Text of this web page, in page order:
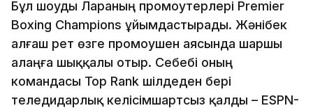
Бұл шоуды Лараның промоутерлері Premier
Boxing Champions ұйымдастырады. Жәнібек
алғаш рет өзге промоушен аясында шаршы
алаңға шыққалы отыр. Себебі оның
командасы Top Rank шілдеден бері
теледидарлық келісімшартсыз қалды – ESPN-